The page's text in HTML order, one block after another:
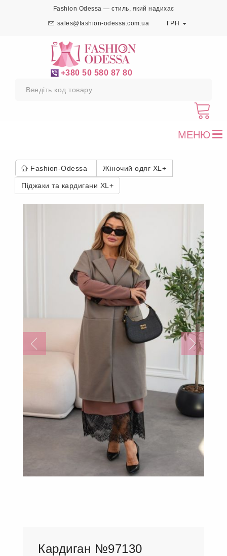
Fashion Odessa — стиль, який надихає
sales@fashion-odessa.com.ua ГРН
+380 50 580 87 80
МЕНЮ
Fashion-Odessa Жіночий одяг XL+
Піджаки та кардигани XL+
Кардиган №97130